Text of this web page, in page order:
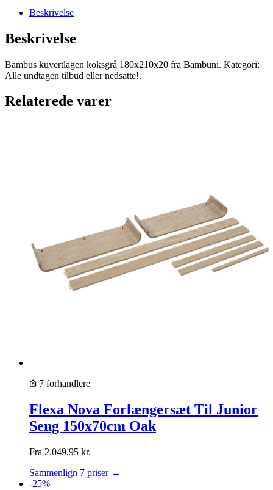
Beskrivelse
Beskrivelse
Bambus kuvertlagen koksgrå 180x210x20 fra Bambuni. Kategori:
Alle undtagen tilbud eller nedsatte!.
Relaterede varer
7 forhandlere
Flexa Nova Forlængersæt Til Junior
Seng 150x70cm Oak
Fra 2.049,95 kr.
Sammenlign 7 priser →
-25%